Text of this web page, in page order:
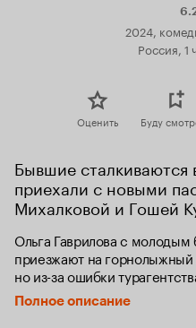
2024,
Россия, 1
Оценить Буду
Бывшие сталкиваются
приехали с новыми
Михалковой и Гошей
Ольга Гаврилова с
приезжают на
но из-за ошибки
крышей с бывшим мужем
очаровательной подругой
Полное описание